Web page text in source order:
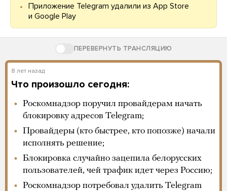
Приложение Telegram удалили из App Store
и Google Play
ПЕРЕВЕРНУТЬ ТРАНСЛЯЦИЮ
8 лет назад
Что произошло сегодня:
Роскомнадзор поручил провайдерам начать
блокировку адресов Telegram;
Провайдеры (кто быстрее, кто попозже) начали
исполнять решение;
Блокировка случайно зацепила белорусских
пользователей, чей трафик идет через Россию;
Роскомнадзор потребовал удалить Telegram